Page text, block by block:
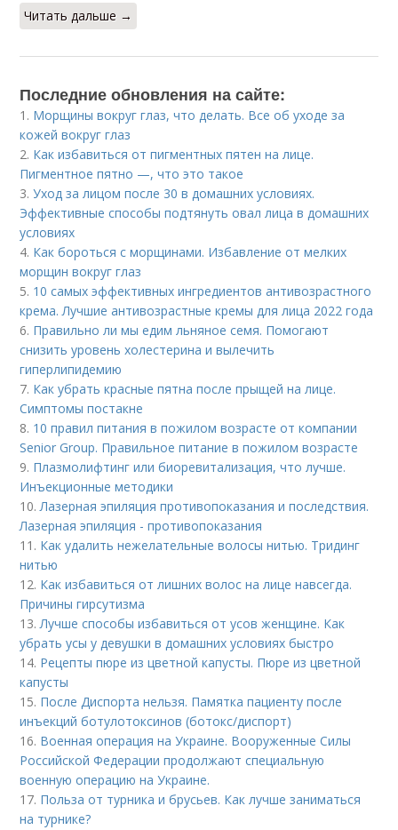
Читать дальше →
Последние обновления на сайте:
1. Морщины вокруг глаз, что делать. Все об уходе за
кожей вокруг глаз
2. Как избавиться от пигментных пятен на лице.
Пигментное пятно —, что это такое
3.Уход за лицом после 30 в домашних условиях.
Эффективные способы подтянуть овал лица в домашних
условиях
4. Как бороться с морщинами. Избавление от мелких
морщин вокруг глаз
5. 10 самых эффективных ингредиентов антивозрастного
крема. Лучшие антивозрастные кремы для лица 2022 года
6. Правильно ли мы едим льняное семя. Помогают
снизить уровень холестерина и вылечить
гиперлипидемию
7. Как убрать красные пятна после прыщей на лице.
Симптомы постакне
8. 10 правил питания в пожилом возрасте от компании
Senior Group. Правильное питание в пожилом возрасте
9. Плазмолифтинг или биоревитализация, что лучше.
Инъекционные методики
10.Лазерная эпиляция противопоказания и последствия.
Лазерная эпиляция - противопоказания
11. Как удалить нежелательные волосы нитью. Тридинг
нитью
12. Как избавиться от лишних волос на лице навсегда.
Причины гирсутизма
13.Лучше способы избавиться от усов женщине. Как
убрать усы у девушки в домашних условиях быстро
14. Рецепты пюре из цветной капусты. Пюре из цветной
капусты
15. После Диспорта нельзя. Памятка пациенту после
инъекций ботулотоксинов (ботокс/диспорт)
16. Военная операция на Украине. Вооруженные Силы
Российской Федерации продолжают специальную
военную операцию на Украине.
17. Польза от турника и брусьев. Как лучше заниматься
на турнике?